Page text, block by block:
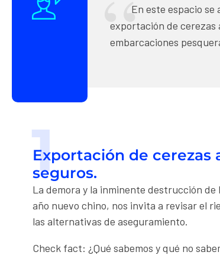
En este espacio se
exportación de cerezas
embarcaciones
1
Exportación de cerezas
seguros.
La demora y la inminente destrucción de
año nuevo chino, nos invita a revisar el
las alternativas de aseguramiento.
Check fact: ¿Qué sabemos yqué no